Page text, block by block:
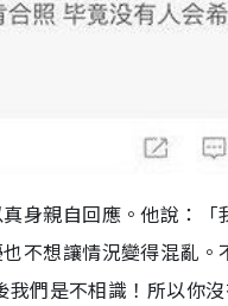
身親自回應。他說：
不想讓情況變得混亂
們是不相識！所以你